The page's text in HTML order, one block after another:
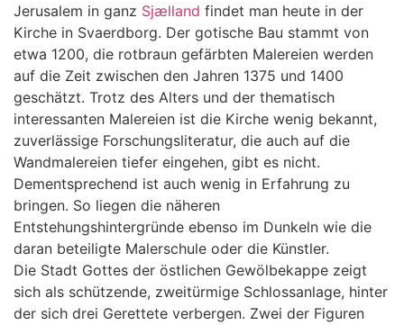
Jerusalem in ganz Sjælland findet man heute in der
Kirche in Svaerdborg. Der gotische Bau stammt von
etwa 1200, die rotbraun gefärbten Malereien werden
auf die Zeit zwischen den Jahren 1375 und 1400
geschätzt. Trotz des Alters und der thematisch
interessanten Malereien ist die Kirche wenig bekannt,
zuverlässige Forschungsliteratur, die auch auf die
Wandmalereien tiefer eingehen, gibt es nicht.
Dementsprechend ist auch wenig in Erfahrung zu
bringen. So liegen die näheren
Entstehungshintergründe ebenso im Dunkeln wie die
daran beteiligte Malerschule oder die Künstler.
Die Stadt Gottes der östlichen Gewölbekappe zeigt
sich als schützende, zweitürmige Schlossanlage, hinter
der sich drei Gerettete verbergen. Zwei der Figuren